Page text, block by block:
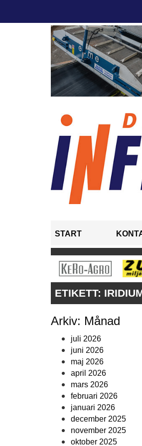
START
ETIKETT:
Arkiv: Månad
juli 2026
juni 2026
maj 2026
april 2026
mars 2026
februari 2026
januari 2026
december 2025
november 2025
oktober 2025